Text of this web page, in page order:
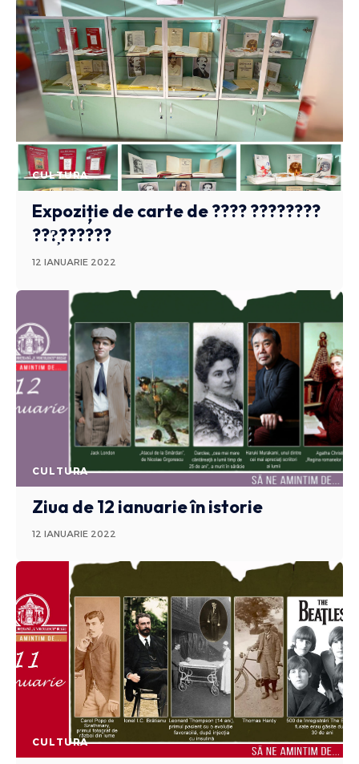
CULTURA
Expoziție de carte de ???? ????????
???̦??????
12 IANUARIE 2022
CULTURA
Ziua de 12 ianuarie în istorie
12 IANUARIE 2022
CULTURA